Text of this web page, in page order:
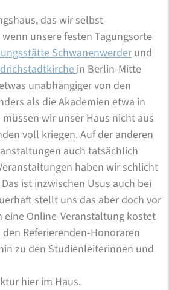
das wir selbst
unsere festen Tagungsorte
Schwanenwerder und
in Berlin-Mitte
unabhängiger von den
als die Akademien etwa in
wir unser Haus nicht aus
voll kriegen. Auf der anderen
auch tatsächlich
haben wir schlicht
ist inzwischen Usus auch bei
stellt uns das aber doch vor
eine Online-Veranstaltung kostet
Referierenden-Honoraren
zu den Studienleiterinnen und
hier im Haus.